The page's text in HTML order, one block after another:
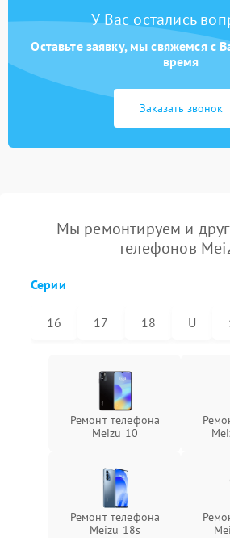
У Вас остались
Оставьте заявку, мы свяжемся с
время
Заказать звонок
Мы ремонтируем и
телефонов
Серии
16 17 18 U
Ремонт телефона
Meizu 10
Ремонт телефона
Meizu 18s